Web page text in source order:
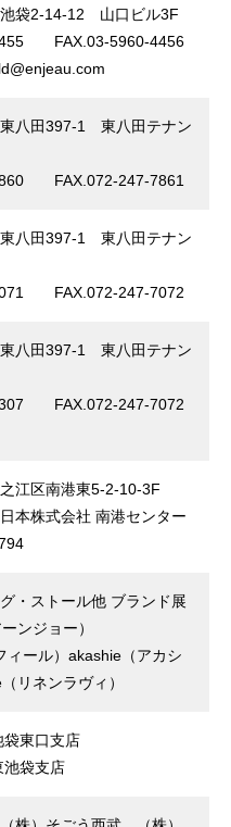
袋2-14-12 ⼭⼝ビル3F
FAX.03-5960-4456
⼋⽥397-1 東⼋⽥テナン
FAX.072-247-7861
⼋⽥397-1 東⼋⽥テナン
FAX.072-247-7072
⼋⽥397-1 東⼋⽥テナン
FAX.072-247-7072
江区南港東5-2-10-3F
本株式会社 南港センター
・ストール他 ブランド展
ンジョー）
ィール）akashie（アカシ
リネンラヴィ）
袋東⼝⽀店
池袋⽀店